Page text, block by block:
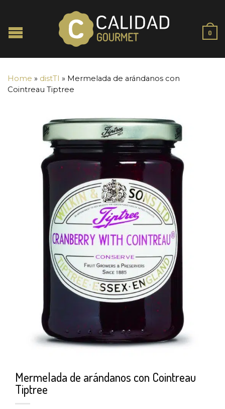
0
Home » distTI » Mermelada de arándanos con
Cointreau Tiptree
Mermelada de arándanos con Cointreau
Tiptree